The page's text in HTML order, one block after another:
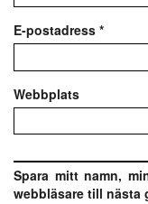
E-postadress *
Webbplats
Spara mitt namn,
webbläsare till nästa